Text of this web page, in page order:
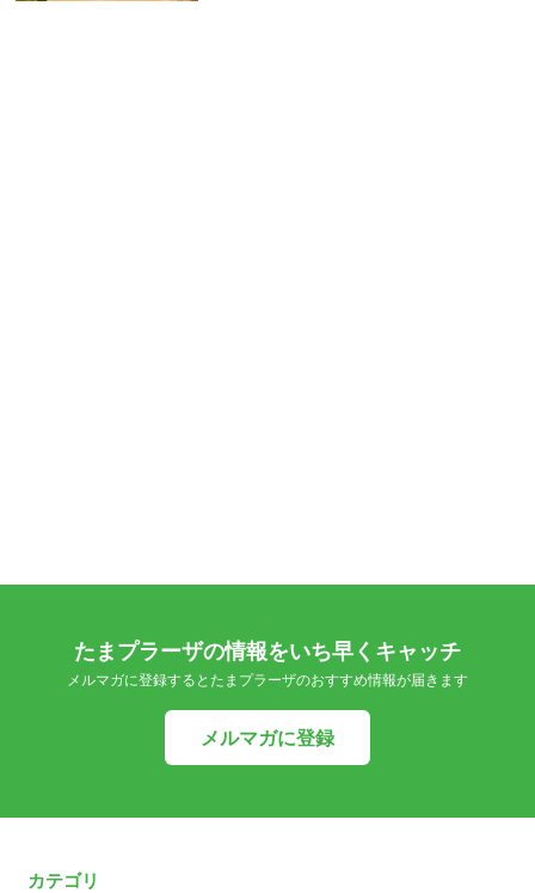
たまプラーザの情報をいち早くキャッチ
メルマガに登録するとたまプラーザのおすすめ情報が届きます
メルマガに登録
カテゴリ